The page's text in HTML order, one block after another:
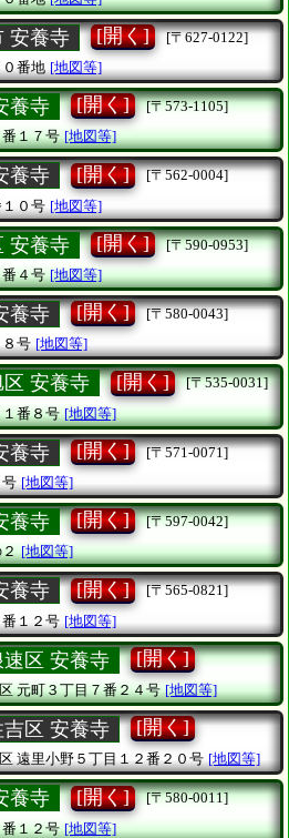
安養寺 [開く]
[〒627-0122]
番地 [地図等]
養寺 [開く]
[〒573-1105]
１７号 [地図等]
養寺 [開く]
[〒562-0004]
０号 [地図等]
安養寺 [開く]
[〒590-0953]
４号 [地図等]
養寺 [開く]
[〒580-0043]
号 [地図等]
安養寺 [開く]
[〒535-0031]
番８号 [地図等]
養寺 [開く]
[〒571-0071]
[地図等]
養寺 [開く]
[〒597-0042]
[地図等]
養寺 [開く]
[〒565-0821]
１２号 [地図等]
区 安養寺 [開く]
元町３丁目７番２４号 [地図等]
区 安養寺 [開く]
遠里小野５丁目１２番２０号 [地図等]
養寺 [開く]
[〒580-0011]
１２号 [地図等]